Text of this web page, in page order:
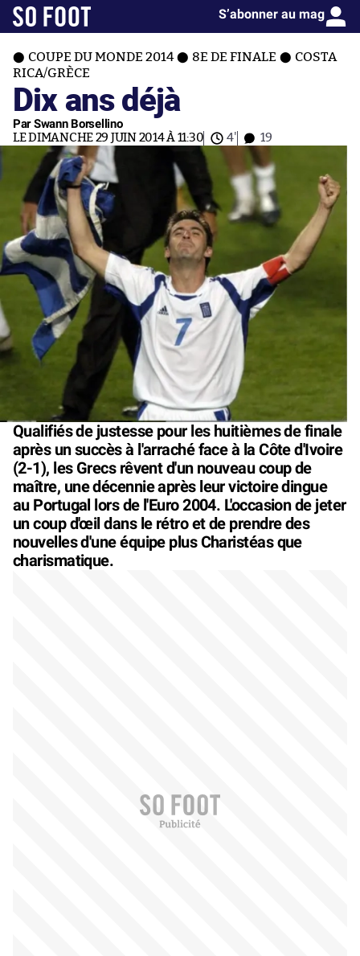
S’abonner au mag
COUPE DU MONDE 2014 8E DE FINALE
COSTA
RICA/GRÈCE
Dix ans déjà
Par Swann Borsellino
LE DIMANCHE 29 JUIN 2014 À 11:30 4' 19
Qualifiés de justesse pour les huitièmes de finale
après un succès à l'arraché face à la Côte d'Ivoire
(2-1), les Grecs rêvent d'un nouveau coup de
maître, une décennie après leur victoire dingue
au Portugal lors de l'Euro 2004. L'occasion de jeter
un coup d'œil dans le rétro et de prendre des
nouvelles d'une équipe plus Charistéas que
charismatique.